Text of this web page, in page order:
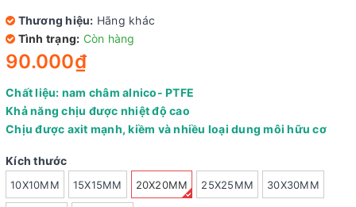
Thương hiệu: Hãng khác
Tình trạng: Còn hàng
90.000₫
Chất liệu: nam châm alnico- PTFE
Khả năng chịu được nhiệt độ cao
Chịu được axit mạnh, kiềm và nhiều loại dung môi hữu cơ
Kích thước
10X10MM 15X15MM 20X20MM 25X25MM 30X30MM